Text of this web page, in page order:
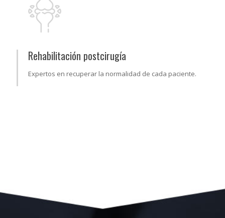
Rehabilitación postcirugía
Expertos en recuperar la normalidad de cada paciente.